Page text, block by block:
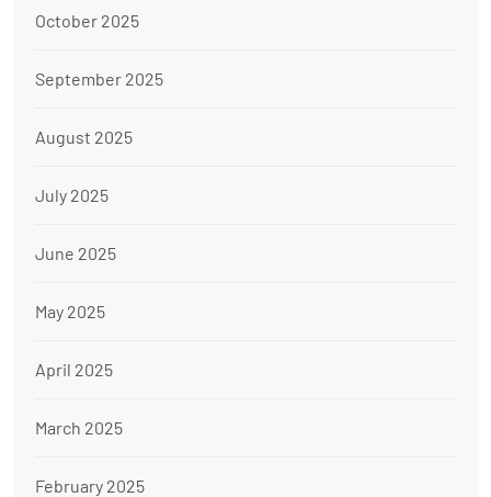
October 2025
September 2025
August 2025
July 2025
June 2025
May 2025
April 2025
March 2025
February 2025